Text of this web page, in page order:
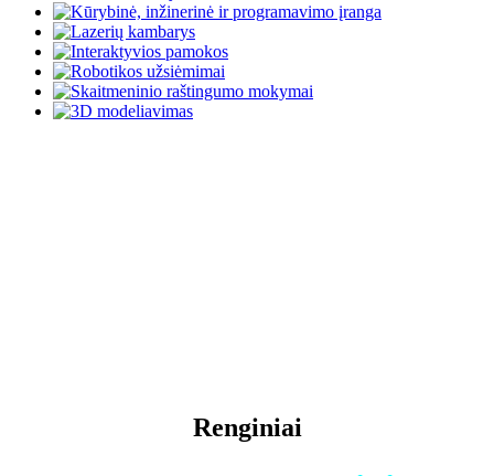
Renginiai